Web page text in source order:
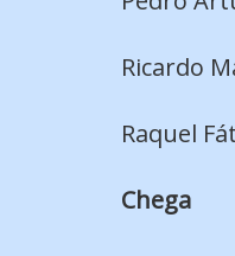
Ricardo
Raquel
Chega